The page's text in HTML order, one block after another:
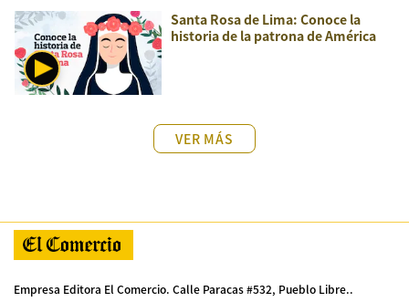
Santa Rosa de Lima: Conoce la
historia de la patrona de América
VER MÁS
Empresa Editora El Comercio. Calle Paracas #532, Pueblo Libre..